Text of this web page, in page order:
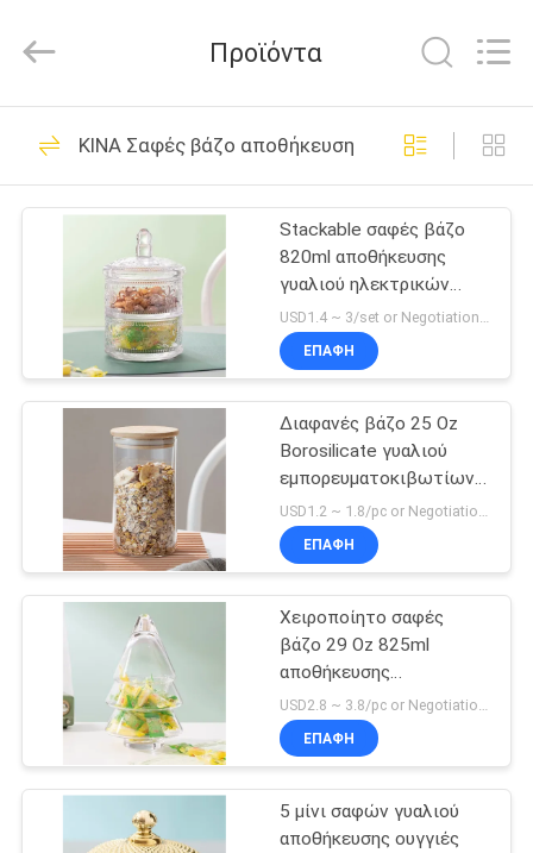
ΣΠΊΤΙ
ΠΡΟΪΌΝΤΑ
ΒΊΝΤΕΟ
ΠΕΡΊΠΟΥ
ΕΜΕΊΣ
ΕΡΓΟΣΤΑΣΊΩΝ
ΠΟΙΟΤΙΚΌΣ
ΈΛΕΓΧΟΣ
ΜΑΣ
ΕΛΆΤΕ
ΣΕ
PRODUCTS
Rights
Φλυτζάνια
κατανάλωσης
γυαλιού
43
Διπλοτειχισμένο
γυαλί κατανάλωσης
25
Goblets
κατανάλωσης
γυαλιού
Προϊόντα
ΚΙΝΑ Σαφές βάζο αποθήκευσης γυαλιού
Stackable σαφές βάζο
820ml αποθήκευσης
γυαλιού ηλεκτρικών
οικιακών εξοπλισμών 2
κομμάτια με το καπάκι
USD1.4 ~ 3/set or Negotiation MOQ:10000 σύνολα
ΕΠΑΦΉ
Διαφανές βάζο 25 Oz
Borosilicate γυαλιού
εμπορευματοκιβωτίων
αποθήκευσης με το
καπάκι μπαμπού
ΕΠΑΦΉ
Χειροποίητο σαφές
βάζο 29 Oz 825ml
αποθήκευσης
χριστουγεννιάτικων
δέντρων γυαλιού για την
καραμέλα
ΕΠΑΦΉ
5 μίνι σαφών γυαλιού
αποθήκευσης ουγγιές